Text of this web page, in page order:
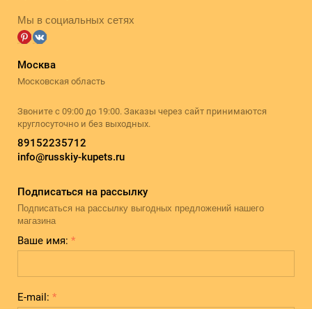
Мы в социальных сетях
Москва
Московская область
Звоните с 09:00 до 19:00. Заказы через сайт принимаются
круглосуточно и без выходных.
89152235712
info@russkiy-kupets.ru
Подписаться на рассылку
Подписаться на рассылку выгодных предложений нашего
магазина
Ваше имя: *
E-mail: *